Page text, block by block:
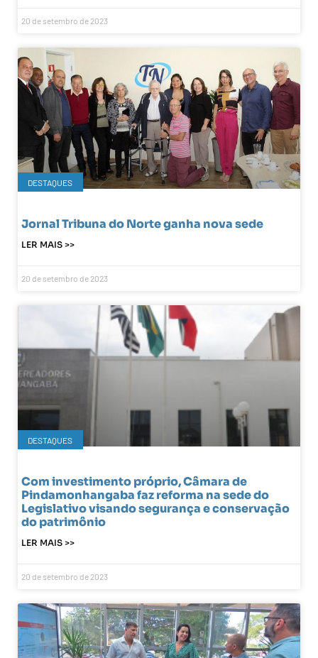
20 de setembro de 2023
DESTAQUES
Jornal Tribuna do Norte ganha nova sede
LER MAIS >>
20 de setembro de 2023
DESTAQUES
Com investimento próprio, Câmara de
Pindamonhangaba faz reforma na sede do
Legislativo visando segurança e conservação
do patrimônio
LER MAIS >>
20 de setembro de 2023